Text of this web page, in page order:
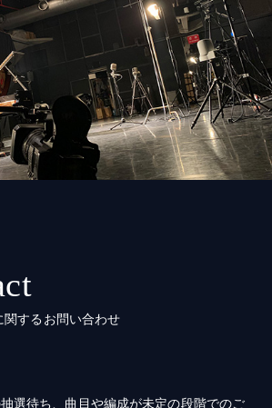
関するお問い合わせ
選待ち、曲目や編成が未定の段階でのご